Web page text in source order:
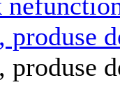
produse
produse